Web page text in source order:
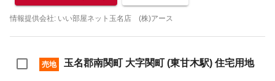
情報提供会社: いい部屋ネット玉名店 (株)アース
売地 玉名郡南関町 大字関町 (東甘木駅) 住宅用地